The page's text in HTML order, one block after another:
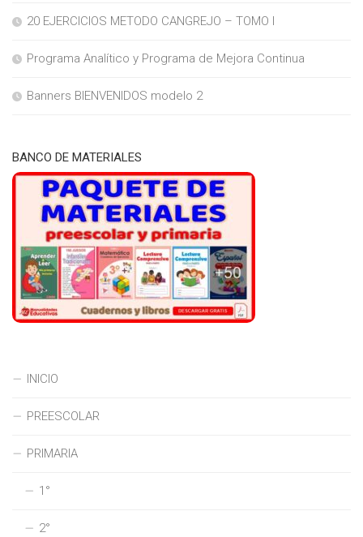
20 EJERCICIOS METODO CANGREJO – TOMO I
Programa Analítico y Programa de Mejora Continua
Banners BIENVENIDOS modelo 2
BANCO DE MATERIALES
INICIO
PREESCOLAR
PRIMARIA
1°
2°